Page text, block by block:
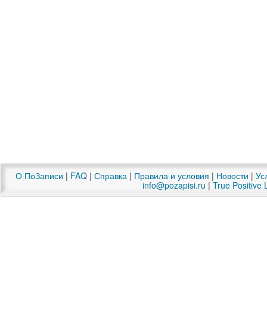
О ПоЗаписи | FAQ | Справка | Правила и условия | Новости |
info@pozapisi.ru | True Positive